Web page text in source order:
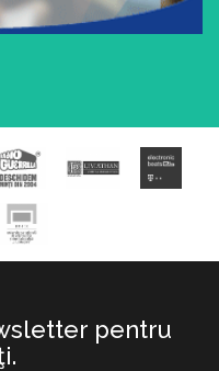
pentru